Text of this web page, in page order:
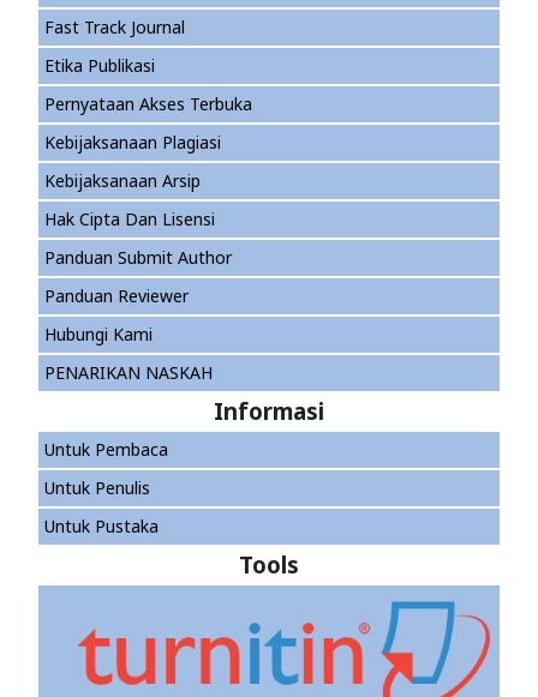
Fast Track Journal
Etika Publikasi
Pernyataan Akses Terbuka
Kebijaksanaan Plagiasi
Kebijaksanaan Arsip
Hak Cipta Dan Lisensi
Panduan Submit Author
Panduan Reviewer
Hubungi Kami
PENARIKAN NASKAH
Informasi
Untuk Pembaca
Untuk Penulis
Untuk Pustaka
Tools